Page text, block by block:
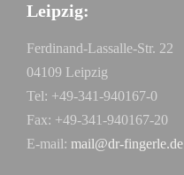
Leipzig:
Ferdinand-Lassalle-Str. 22
04109 Leipzig
Tel: +49-341-940167-0
Fax: +49-341-940167-20
E-mail: mail@dr-fingerle.de